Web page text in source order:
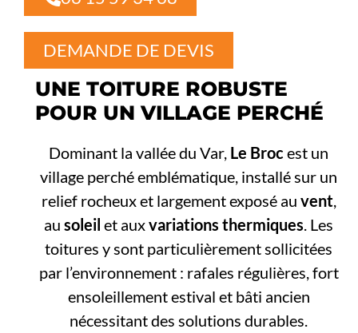
DEMANDE DE DEVIS
UNE TOITURE ROBUSTE
POUR UN VILLAGE PERCHÉ
Dominant la vallée du Var, Le Broc est un
village perché emblématique, installé sur un
relief rocheux et largement exposé au vent,
ausoleil et auxvariations thermiques. Les
toitures y sont particulièrement sollicitées
par l’environnement : rafales régulières, fort
ensoleillement estival et bâti ancien
nécessitant des solutions durables.